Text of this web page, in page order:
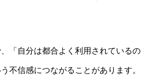
「自分は都合よく利用されているの
不信感につながることがあります。